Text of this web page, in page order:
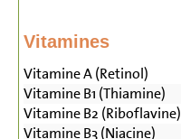
Vitamines
Vitamine A (Retinol)
Vitamine B1 (Thiamine)
Vitamine B2 (Riboflavine)
Vitamine B3 (Niacine)